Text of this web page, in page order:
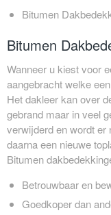
Bitumen
Bitumen
Wanneer u kiest voor
aangebracht welke
Het dakleer kan over
gebrand maar in veel
verwijderd en wordt er
daarna een nieuwe
Bitumen
Betrouwbaar en
Goedkoper dan